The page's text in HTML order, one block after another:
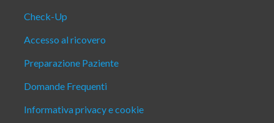
Check-Up
Accesso al ricovero
Preparazione Paziente
Domande Frequenti
Informativa privacy e cookie